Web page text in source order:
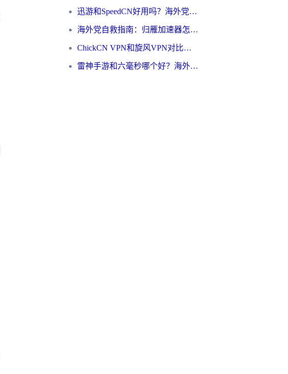
迅游和SpeedCN好用吗？海外党如何破解那道看不见的墙
海外党自救指南：归雁加速器怎么样？教你避开坑实现国内资源无缝访问
ChickCN VPN和旋风VPN对比哪个回国效果更好？海外用户的选择困境与出路
雷神手游和六毫秒哪个好？海外党如何真正解锁国内资源